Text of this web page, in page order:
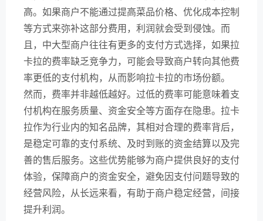
高。如果商户不能通过提高菜品价格、优化成本控制
等方式来弥补这部分费用，利润就会受到侵蚀。而
且，中大型商户往往有更多的支付方式选择，如果拉
卡拉的费率缺乏竞争力，可能会导致商户转向其他费
率更低的支付机构，从而影响拉卡拉的市场份额。
然而，费率并非越低越好。过低的费率可能意味着支
付机构在服务质量、资金安全等方面存在隐患。拉卡
拉作为行业内的知名品牌，其相对合理的费率背后，
是稳定可靠的支付系统、及时到账的资金结算以及完
善的售后服务。这些优势能够为商户提供良好的支付
体验，保障商户的资金安全，避免因支付问题导致的
经营风险，从长远来看，有助于商户稳定经营，间接
提升利润。